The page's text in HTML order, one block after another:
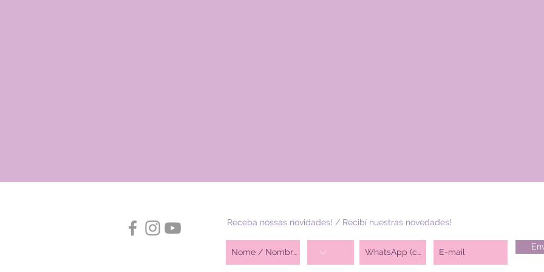
Receba nossas novidades! / Recibí nuestras novedades!